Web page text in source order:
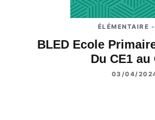
ÉLÉMENTAIRE
BLED Ecole
Du CE1 au
03/04/